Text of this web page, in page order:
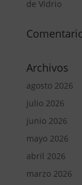
de Vidrio
Archivos
agosto 2026
julio 2026
junio 2026
mayo 2026
abril 2026
marzo 2026